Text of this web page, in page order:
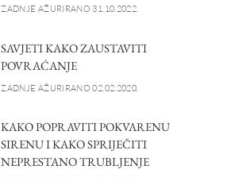
ZADNJE AŽURIRANO 31.10.2022.
SAVJETI KAKO ZAUSTAVITI
POVRAĆANJE
ZADNJE AŽURIRANO 02.02.2020.
KAKO POPRAVITI POKVARENU
SIRENU I KAKO SPRIJEČITI
NEPRESTANO TRUBLJENJE